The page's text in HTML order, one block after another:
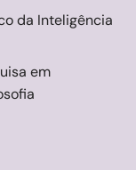
da Inteligência
em